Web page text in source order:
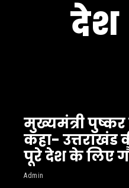
देश
मुख्यमंत्री पुष्कर
कहा- उत्तराखंड
पूरे देश के लिए
Admin